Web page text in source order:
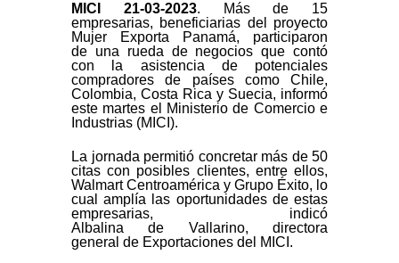
MICI 21-03-2023. Másde 15
empresarias, beneficiarias del proyecto
Mujer Exporta Panamá, participaron
de una rueda denegocios que contó
con la asistencia depotenciales
compradoresde países como Chile,
Colombia, Costa Rica y Suecia, informó
este martes el Ministeriode Comercio e
Industrias (MICI).
La jornada permitió concretar más de50
citas con posibles clientes, entre ellos,
Walmart Centroamérica y Grupo Éxito, lo
cual amplía las oportunidades deestas
empresarias, indicó
Albalinade Vallarino, directora
general de Exportaciones de l MICI.